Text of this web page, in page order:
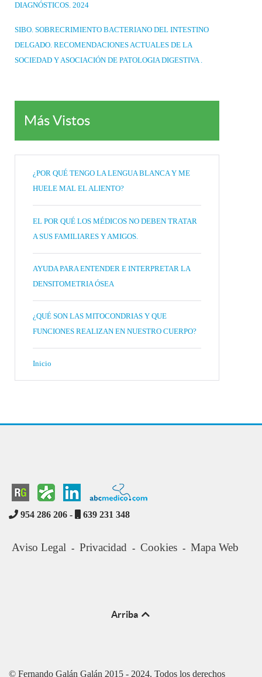
DIAGNÓSTICOS. 2024
SIBO. SOBRECRIMIENTO BACTERIANO DEL INTESTINO
DELGADO. RECOMENDACIONES ACTUALES DE LA
SOCIEDAD Y ASOCIACIÓN DE PATOLOGIA DIGESTIVA .
Más Vistos
¿POR QUÉ TENGO LA LENGUA BLANCA Y ME
HUELE MAL EL ALIENTO?
EL POR QUÉ LOS MÉDICOS NO DEBEN TRATAR
A SUS FAMILIARES Y AMIGOS.
AYUDA PARA ENTENDER E INTERPRETAR LA
DENSITOMETRIA ÓSEA
¿QUÉ SON LAS MITOCONDRIAS Y QUE
FUNCIONES REALIZAN EN NUESTRO CUERPO?
Inicio
954 286 206 - 639 231 348
Aviso Legal - Privacidad - Cookies - Mapa Web
Arriba
© Fernando Galán Galán 2015 - 2024. Todos los derechos